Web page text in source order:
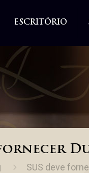
ESCRITÓRIO
fornecer
SUS deve